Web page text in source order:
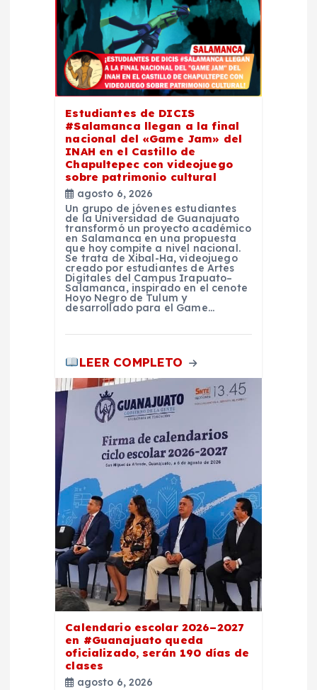
Estudiantes de DICIS
#Salamanca llegan a la final
nacional del «Game Jam» del
INAH en el Castillo de
Chapultepec con videojuego
sobre patrimonio cultural
agosto 6, 2026
Un grupo de jóvenes estudiantes
de la Universidad de Guanajuato
transformó un proyecto académico
en Salamanca en una propuesta
que hoy compite a nivel nacional.
Se trata de Xibal-Ha, videojuego
creado por estudiantes de Artes
Digitales del Campus Irapuato–
Salamanca, inspirado en el cenote
Hoyo Negro de Tulum y
desarrollado para el Game…
LEER COMPLETO
Calendario escolar 2026–2027
en #Guanajuato queda
oficializado, serán 190 días de
clases
agosto 6, 2026